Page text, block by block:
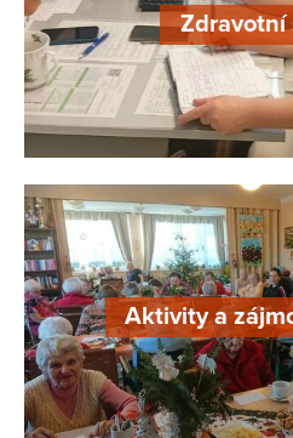
Zdravotní
Aktivity a